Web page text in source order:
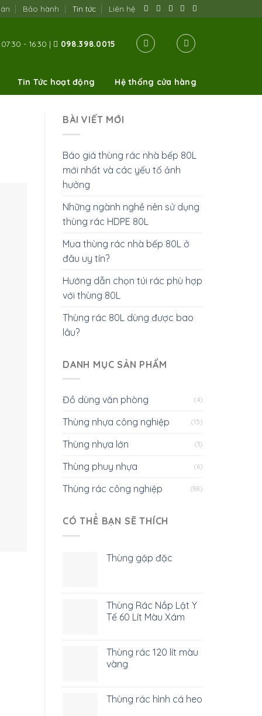
Bảo hành Tin tức Liên hệ
- 16:30 | 098.398.0015
Tin Tức hoạt động Hệ thống cửa hàng
BÀI VIẾT MỚI
Báo giá thùng rác nhà bếp 80L
mới nhất và các yếu tố ảnh
hưởng
Những ngành nghề nên sử dụng
thùng rác HDPE 80L
Mua thùng rác nhà bếp 80L ở
đâu uy tín?
Hướng dẫn chọn túi rác phù hợp
với thùng 80L
Thùng rác 80L dùng được bao
lâu?
DANH MỤC SẢN PHẨM
Đồ dùng văn phòng (4)
Thùng nhựa công nghiệp (15)
Thùng nhựa lớn (3)
Thùng phuy nhựa (6)
Thùng rác công nghiệp (88)
CÓ THỂ BẠN SẼ THÍCH
Thùng gập đặc
Thùng Rác Nắp Lật Y
Tế 60 Lít Màu Xám
Thùng rác 120 lít màu
vàng
Thùng rác hình cá heo